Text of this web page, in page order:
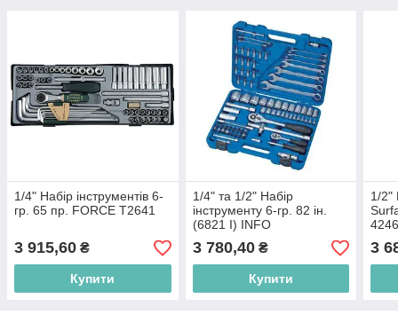
1/4" Набір інструментів 6-
гр. 65 пр. FORCE T2641
3 915,60 ₴
Купити
1/4" та 1/2" Набір
інструменту 6-гр. 82 ін.
(6821 I) INFO
3 780,40₴
Купити
1/2"
3